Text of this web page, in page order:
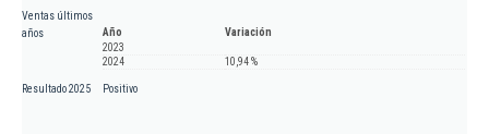
Ventas últimos
años
Año
Variación
2023
2024
10,94 %
Resultado 2025 Positivo